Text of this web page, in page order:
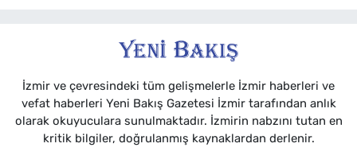
İzmir ve çevresindeki tüm gelişmelerle İzmir haberleri ve
vefat haberleri Yeni Bakış Gazetesi İzmir tarafından anlık
olarak okuyuculara sunulmaktadır. İzmirin nabzını tutan en
kritik bilgiler, doğrulanmış kaynaklardan derlenir.